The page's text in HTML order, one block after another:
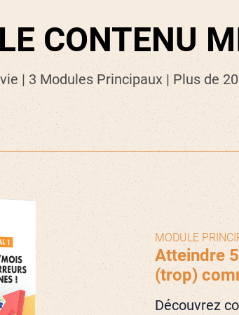
CONTENU
| 3 Modules Principaux | Plus de
MODULE
Atteindre
(trop)
Découvrez